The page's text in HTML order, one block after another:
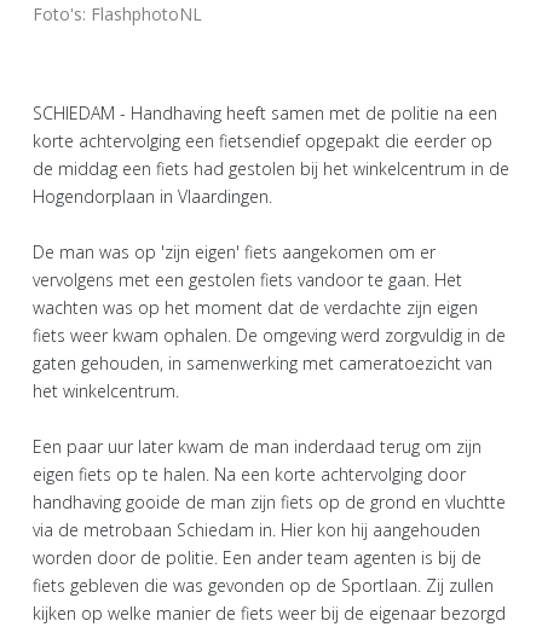
Foto's: FlashphotoNL
SCHIEDAM - Handhaving heeft samen met de politie na een
korte achtervolging een fietsendief opgepakt die eerder op
de middag een fiets had gestolen bij het winkelcentrum in de
Hogendorplaan in Vlaardingen.
De man was op 'zijn eigen' fiets aangekomen om er
vervolgens met een gestolen fiets vandoor te gaan. Het
wachten was op het moment dat de verdachte zijn eigen
fiets weer kwam ophalen. De omgeving werd zorgvuldig in de
gaten gehouden, in samenwerking met cameratoezicht van
het winkelcentrum.
Een paar uur later kwam de man inderdaad terug om zijn
eigen fiets op te halen. Na een korte achtervolging door
handhaving gooide de man zijn fiets op de grond en vluchtte
via de metrobaan Schiedam in. Hier kon hij aangehouden
worden door de politie. Een ander team agenten is bij de
fiets gebleven die was gevonden op de Sportlaan. Zij zullen
kijken op welke manier de fiets weer bij de eigenaar bezorgd